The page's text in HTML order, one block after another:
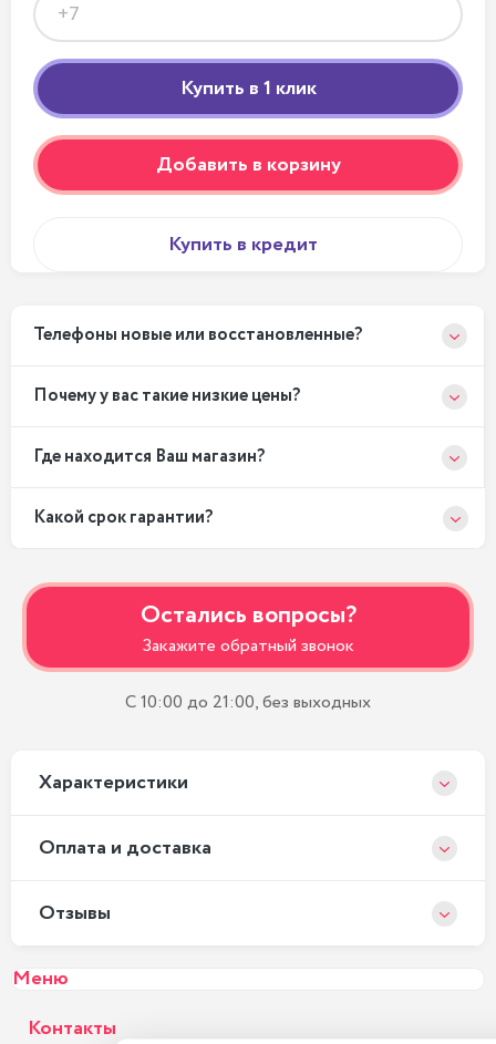
Добавить в корзину
Купить в кредит
Телефоны новые или восстановленные?
Почему у вас такие низкие цены?
Где находится Ваш магазин?
Какой срок гарантии?
Остались вопросы?
Закажите обратный звонок
С 10:00 до 21:00, без выходных
Xарактеристики
Оплата и доставка
Отзывы
Меню
Контакты